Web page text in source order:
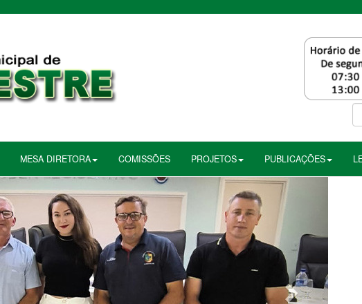
MESA DIRETORA COMISSÕES PROJETOS PUBLICAÇÕES